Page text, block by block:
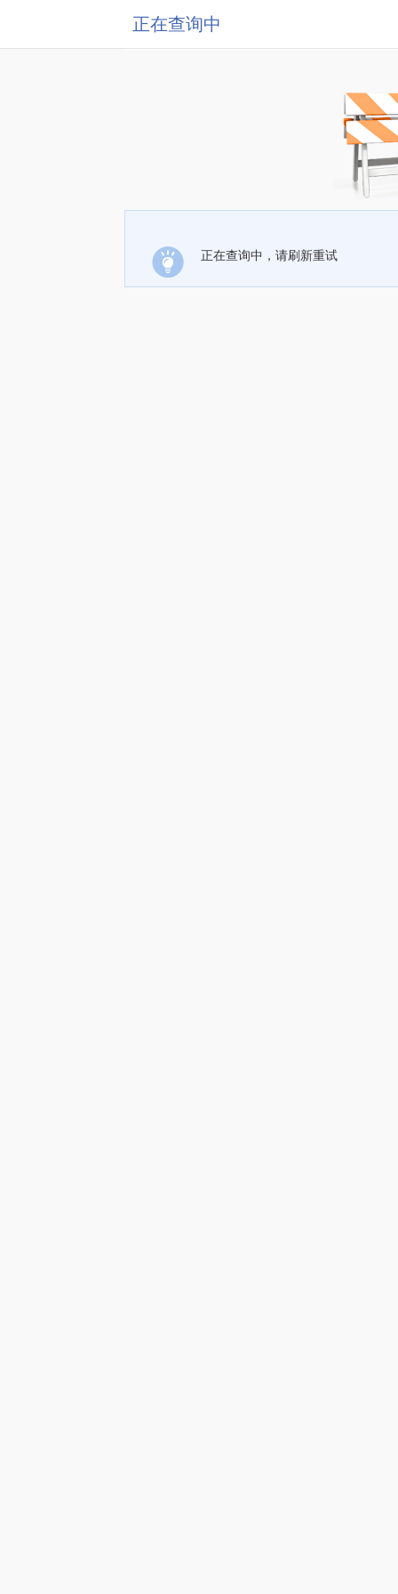
正在查询中
正在查询中，请刷新重试